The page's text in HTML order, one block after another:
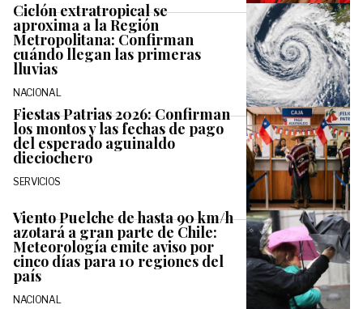
Ciclón extratropical se
aproxima a la Región
Metropolitana: Confirman
cuándo llegan las primeras
lluvias
NACIONAL
Fiestas Patrias 2026: Confirman
los montos y las fechas de pago
del esperado aguinaldo
dieciochero
SERVICIOS
Viento Puelche de hasta 90 km/h
azotará a gran parte de Chile:
Meteorología emite aviso por
cinco días para 10 regiones del
país
NACIONAL